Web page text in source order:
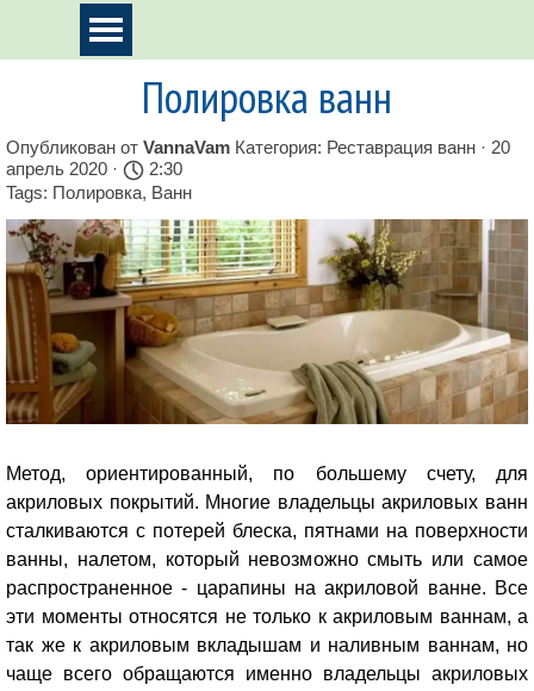
Перейти к контентуПропустить меню
Полировка ванн
Опубликован от VannaVam Категория: Реставрация ванн · 20
апрель 2020 ·
2:30
Tags: Полировка, Ванн
Метод, ориентированный, по большему счету, для
акриловых покрытий. Многие владельцы акриловых ванн
сталкиваются с потерей блеска, пятнами на поверхности
ванны, налетом, который невозможно смыть или самое
распространенное - царапины на акриловой ванне. Все
эти моменты относятся не только к акриловым ваннам, а
так же к акриловым вкладышам и наливным ваннам, но
чаще всего обращаются именно владельцы акриловых